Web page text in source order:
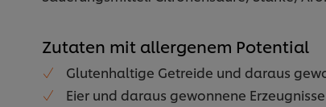
Zutaten mit allergenem Potential
Glutenhaltige Getreide und daraus
Eier und daraus gewonnene Erzeugnisse